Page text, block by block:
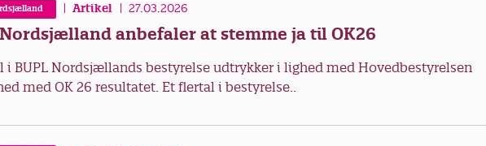
Artikel 27.03.2026
Nordsjælland anbefaler at stemme ja til OK26
i BUPL Nordsjællands bestyrelse udtrykker i lighed med Hovedbestyrelsen
med OK 26 resultatet. Et flertal i bestyrelse..